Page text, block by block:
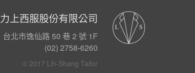
力上西服股份有限公司
台北市逸仙路 50 巷 2 號 1F
(02) 2758-6260
© 2017 Lih-Shang Tailor